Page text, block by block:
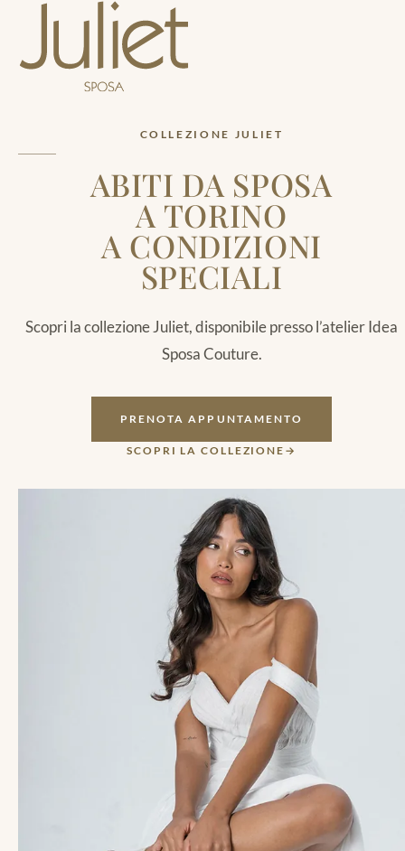
COLLEZIONE JULIET
ABITI DA SPOSA
A TORINO
A CONDIZIONI
SPECIALI
Scopri la collezione Juliet, disponibile presso l’atelier Idea
Sposa Couture.
PRENOTA APPUNTAMENTO
SCOPRI LA COLLEZIONE